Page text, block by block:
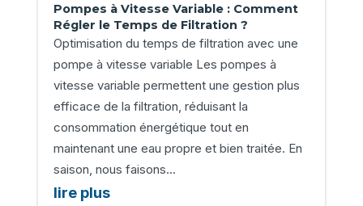
Pompes à Vitesse Variable : Comment
Régler le Temps de Filtration ?
Optimisation du temps de filtration avec une
pompe à vitesse variable Les pompes à
vitesse variable permettent une gestion plus
efficace de la filtration, réduisant la
consommation énergétique tout en
maintenant une eau propre et bien traitée. En
saison, nous faisons...
lire plus